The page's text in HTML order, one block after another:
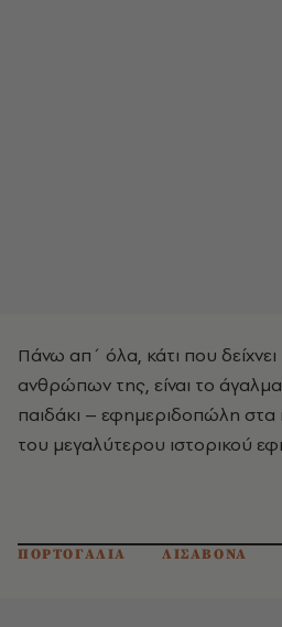
Πάνω απ΄ όλα, κάτι που
ανθρώπων της, είναι το
παιδάκι – εφημεριδοπώλη
του μεγαλύτερου ιστορικού
ΠΟΡΤΟΓΑΛΙΑ ΛΙΣΑΒΟΝΑ